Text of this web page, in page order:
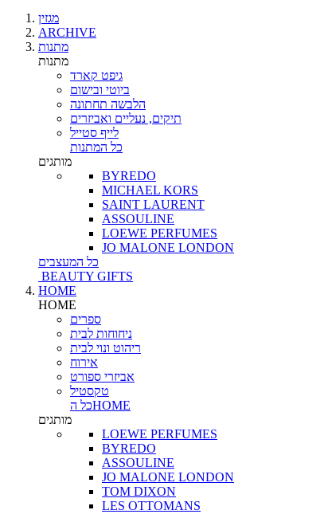
מגזין
ARCHIVE
מתנות
מתנות
גיפט קארד
ביוטי ובישום
הלבשה תחתונה
תיקים, נעליים ואביזרים
לייף סטייל
כל המתנות
מותגים
BYREDO
MICHAEL KORS
SAINT LAURENT
ASSOULINE
LOEWE PERFUMES
JO MALONE LONDON
כל המעצבים
BEAUTY GIFTS
HOME
HOME
ספרים
ניחוחות לבית
ריהוט ונוי לבית
אירוח
אביזרי ספורט
טקסטיל
כל הHOME
מותגים
LOEWE PERFUMES
BYREDO
ASSOULINE
JO MALONE LONDON
TOM DIXON
LES OTTOMANS